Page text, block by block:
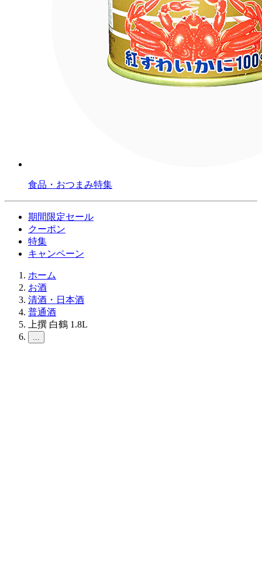
食品・おつまみ特集
期間限定セール
クーポン
特集
キャンペーン
ホーム
お酒
清酒・日本酒
普通酒
上撰 白鶴 1.8L
...